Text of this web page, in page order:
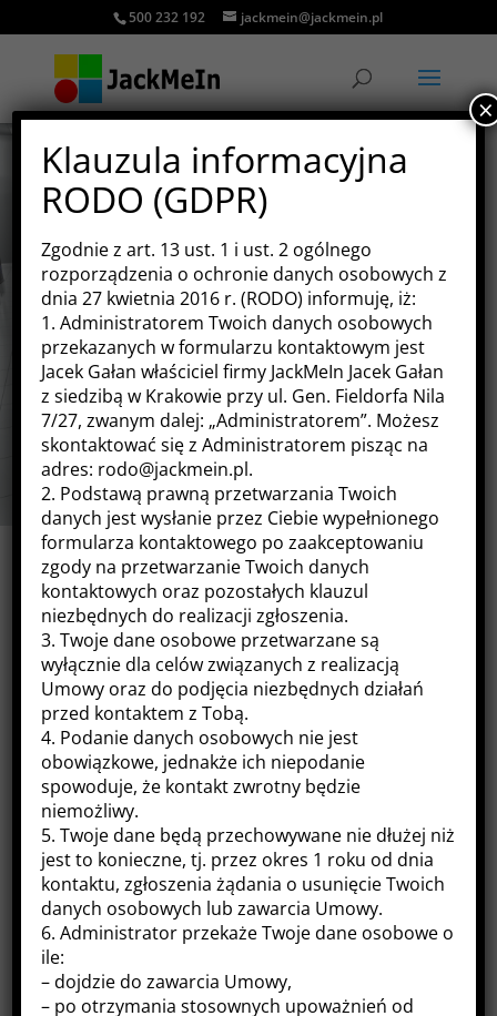
500 232 192 jackmein@jackmein.pl
POTRZEBNA POMOC
LUB WSPARCIE IT?
Potrafimy to zrobić
NOWA USŁUGA!

AUDYT ZGODNOŚCI Z
RODO
POMAGAMYW:
Klauzula informacyjna
RODO (GDPR)
Zgodnie z art. 13 ust. 1 i ust. 2 ogólnego
rozporządzenia o ochronie danych osobowych z
dnia 27 kwietnia 2016 r. (RODO) informuję, iż:
1. Administratorem Twoich danych osobowych
przekazanych w formularzu kontaktowym jest
Jacek Gałan właściciel firmy JackMeIn Jacek Gałan
z siedzibą w Krakowie przy ul. Gen. Fieldorfa Nila
7/27, zwanym dalej: „Administratorem”. Możesz
skontaktować się z Administratorem pisząc na
adres: rodo@jackmein.pl.
2. Podstawą prawną przetwarzania Twoich
danych jest wysłanie przez Ciebie wypełnionego
formularza kontaktowego po zaakceptowaniu
zgody na przetwarzanie Twoich danych
kontaktowych oraz pozostałych klauzul
niezbędnych do realizacji zgłoszenia.
3. Twoje dane osobowe przetwarzane są
wyłącznie dla celów związanych z realizacją
Umowy oraz do podjęcia niezbędnych działań
przed kontaktem z Tobą.
4. Podanie danych osobowych nie jest
obowiązkowe, jednakże ich niepodanie
spowoduje, że kontakt zwrotny będzie
niemożliwy.
5. Twoje dane będą przechowywane nie dłużej niż
jest to konieczne, tj. przez okres 1 roku od dnia
kontaktu, zgłoszenia żądania o usunięcie Twoich
danych osobowych lub zawarcia Umowy.
6. Administrator przekaże Twoje dane osobowe o
ile:
– dojdzie do zawarcia Umowy,
– po otrzymania stosownych upoważnień od
×